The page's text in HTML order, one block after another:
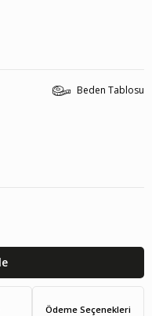
Beden Tablosu
Ödeme Seçenekleri